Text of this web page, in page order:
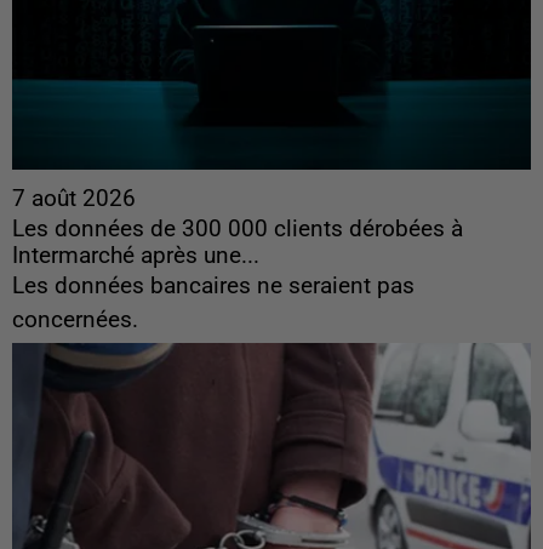
7 août 2026
Les données de 300 000 clients dérobées à
Intermarché après une...
Les données bancaires ne seraient pas
concernées.